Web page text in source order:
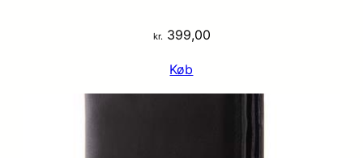
kr.399,00
Køb